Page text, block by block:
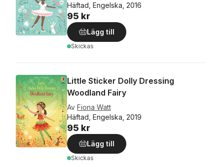
Häftad, Engelska, 2016
95 kr
Lägg till
Skickas
Little Sticker Dolly Dressing
Woodland Fairy
Av Fiona Watt
Häftad, Engelska, 2019
95 kr
Lägg till
Skickas